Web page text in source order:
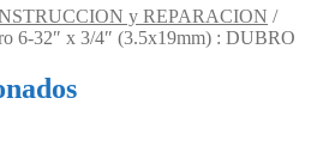
y REPARACION /
6-32″ x 3/4″ (3.5x19mm) : DUBRO